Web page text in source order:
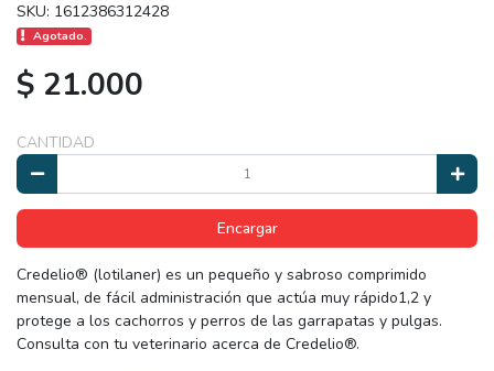
SKU: 1612386312428
Agotado.
$ 21.000
CANTIDAD
Encargar
Credelio® (lotilaner) es un pequeño y sabroso comprimido
mensual, de fácil administración que actúa muy rápido1,2 y
protege a los cachorros y perros de las garrapatas y pulgas.
Consulta con tu veterinario acerca de Credelio®.